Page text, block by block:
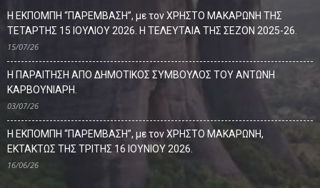
Η ΕΚΠΟΜΠΗ “ΠΑΡΕΜΒΑΣΗ”, με τον ΧΡΗΣΤΟ ΜΑΚΑΡΩΝΗ ΤΗΣ
ΤΕΤΑΡΤΗΣ 15 ΙΟΥΛΙΟΥ 2026. Η ΤΕΛΕΥΤΑΙΑ ΤΗΣ ΣΕΖΟΝ 2025-26.
15/07/26
Η ΠΑΡΑΙΤΗΣΗ ΑΠΟ ΔΗΜΟΤΙΚΟΣ ΣΥΜΒΟΥΛΟΣ ΤΟΥ ΑΝΤΩΝΗ
ΚΑΡΒΟΥΝΙΑΡΗ.
03/07/26
Η ΕΚΠΟΜΠΗ “ΠΑΡΕΜΒΑΣΗ”, με τον ΧΡΗΣΤΟ ΜΑΚΑΡΩΝΗ,
ΕΚΤΑΚΤΩΣ ΤΗΣ ΤΡΙΤΗΣ 16 ΙΟΥΝΙΟΥ 2026.
16/06/26